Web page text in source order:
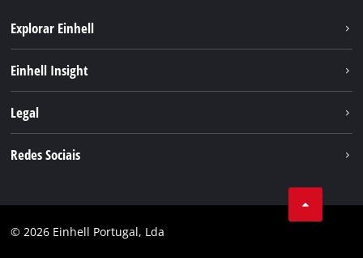
Explorar Einhell
Serviço
Einhell Insight
Carreira
Legal
Conformidade
Redes Sociais
Instagram
© 2026 Einhell Portugal, Lda